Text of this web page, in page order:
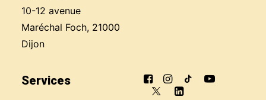
10-12 avenue
Maréchal Foch, 21000
Dijon
Services